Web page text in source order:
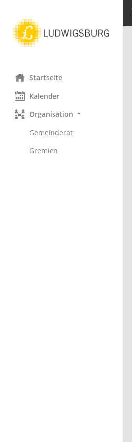
Startseite
Kalender
Organisation
Gemeinderat
Gremien